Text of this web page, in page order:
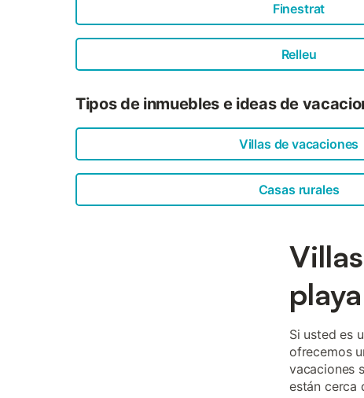
Finestrat
Relleu
Tipos de inmuebles e ideas de
Villas de vacaciones
Casas rurales
Si usted es
ofrecemos
vacaciones
están cerca